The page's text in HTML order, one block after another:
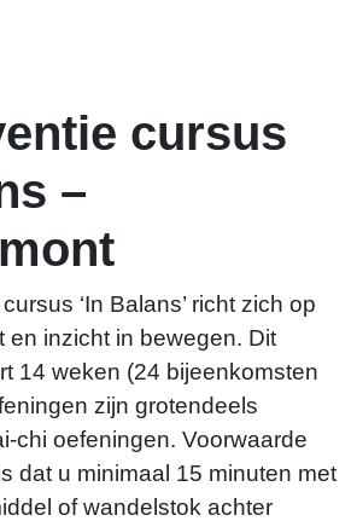
cursus
–
‘In Balans’ richt zich op
en inzicht in bewegen. Dit
14 weken (24 bijeenkomsten
zijn grotendeels
chi oefeningen. Voorwaarde
dat u minimaal 15 minuten met
of wandelstok achter